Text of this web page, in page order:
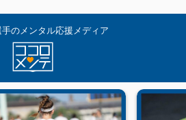
手のメンタル応援メディア